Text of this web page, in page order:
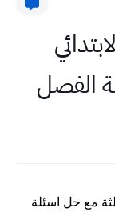
الفصل
مع حل اسئلة